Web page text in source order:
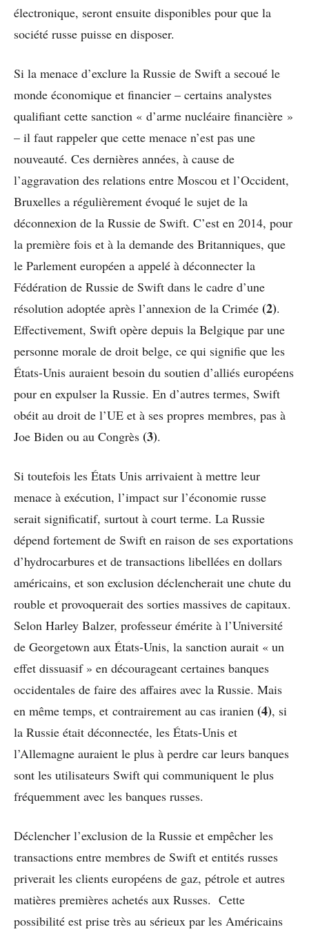
électronique, seront ensuite disponibles pour que la
société russe puisse en disposer.
Si la menace d’exclure la Russie de Swift a secoué le
monde économique et financier – certains analystes
qualifiant cette sanction « d’arme nucléaire financière »
– il faut rappeler que cette menace n’est pas une
nouveauté. Ces dernières années, à cause de
l’aggravation des relations entre Moscou et l’Occident,
Bruxelles a régulièrement évoqué le sujet de la
déconnexion de la Russie de Swift. C’est en 2014, pour
la première fois et à la demande des Britanniques, que
le Parlement européen a appelé à déconnecter la
Fédération de Russie de Swift dans le cadre d’une
résolution adoptée après l’annexion de la Crimée (2).
Effectivement, Swift opère depuis la Belgique par une
personne morale de droit belge, ce qui signifie que les
États-Unis auraient besoin du soutien d’alliés européens
pour en expulser la Russie. En d’autres termes, Swift
obéit au droit de l’UE et à ses propres membres, pas à
Joe Biden ou au Congrès (3).
Si toutefois les États Unis arrivaient à mettre leur
menace à exécution, l’impact sur l’économie russe
serait significatif, surtout à court terme. La Russie
dépend fortement de Swift en raison de ses exportations
d’hydrocarbures et de transactions libellées en dollars
américains, et son exclusion déclencherait une chute du
rouble et provoquerait des sorties massives de capitaux.
Selon Harley Balzer, professeur émérite à l’Université
de Georgetown aux États-Unis, la sanction aurait « un
effet dissuasif » en décourageant certaines banques
occidentales de faire des affaires avec la Russie. Mais
en même temps, et contrairement au cas iranien (4), si
la Russie était déconnectée, les États-Unis et
l’Allemagne auraient le plus à perdre car leurs banques
sont les utilisateurs Swift qui communiquent le plus
fréquemment avec les banques russes.
Déclencher l’exclusion de la Russie et empêcher les
transactions entre membres de Swift et entités russes
priverait les clients européens de gaz, pétrole et autres
matières premières achetés aux Russes. Cette
possibilité est prise très au sérieux par les Américains